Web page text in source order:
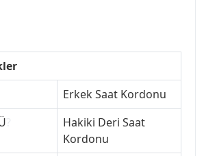
Erkek Saat Kordonu
Hakiki Deri Saat
Kordonu